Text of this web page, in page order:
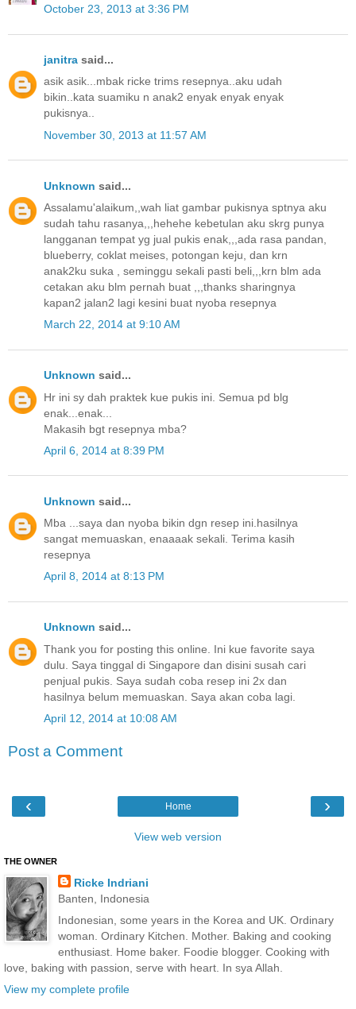
October 23, 2013 at 3:36 PM
janitra said...
asik asik...mbak ricke trims resepnya..aku udah
bikin..kata suamiku n anak2 enyak enyak enyak
pukisnya..
November 30, 2013 at 11:57 AM
Unknown said...
Assalamu'alaikum,,wah liat gambar pukisnya sptnya aku
sudah tahu rasanya,,,hehehe kebetulan aku skrg punya
langganan tempat yg jual pukis enak,,,ada rasa pandan,
blueberry, coklat meises, potongan keju, dan krn
anak2ku suka , seminggu sekali pasti beli,,,krn blm ada
cetakan aku blm pernah buat ,,,thanks sharingnya
kapan2 jalan2 lagi kesini buat nyoba resepnya
March 22, 2014 at 9:10 AM
Unknown said...
Hr ini sy dah praktek kue pukis ini. Semua pd blg
enak...enak...
Makasih bgt resepnya mba?
April 6, 2014 at 8:39 PM
Unknown said...
Mba ...saya dan nyoba bikin dgn resep ini.hasilnya
sangat memuaskan, enaaaak sekali. Terima kasih
resepnya
April 8, 2014 at 8:13 PM
Unknown said...
Thank you for posting this online. Ini kue favorite saya
dulu. Saya tinggal di Singapore dan disini susah cari
penjual pukis. Saya sudah coba resep ini 2x dan
hasilnya belum memuaskan. Saya akan coba lagi.
April 12, 2014 at 10:08 AM
Post a Comment
‹ ›
Home
View web version
THE OWNER
Ricke Indriani
Banten, Indonesia
Indonesian, some years in the Korea and UK. Ordinary
woman. Ordinary Kitchen. Mother. Baking and cooking
enthusiast. Home baker. Foodie blogger. Cooking with
love, baking with passion, serve with heart. In sya Allah.
View my complete profile